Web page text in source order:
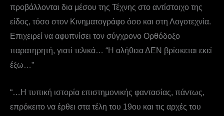
προβάλλονται δια μέσου της Τέχνης στο αντίστοιχο της
είδος, τόσο στον Κινηματογράφο όσο και στη Λογοτεχνία.
Επιχειρεί να αφυπνίσει τον σύγχρονο Ορθόδοξο
παρατηρητή, γιατί τελικά… “Η αλήθεια ΔΕΝ βρίσκεται εκεί
έξω…”
“…Η τυπική ιστορία επιστηµονικής φαντασίας, πάντως,
επρόκειτο να έρθει στα τέλη του 19ου και τις αρχές του